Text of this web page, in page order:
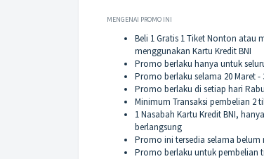
MENGENAI PROMO INI
Beli 1 Gratis 1 Tiket Nonton atau
menggunakan Kartu Kredit BNI
Promo berlaku hanya untuk
Promo berlaku selama 20 Maret -
Promo berlaku di setiap hari Rabu
Minimum Transaksi pembelian 2
1 Nasabah Kartu Kredit BNI,
berlangsung
Promo ini tersedia selama
Promo berlaku untuk pembelian